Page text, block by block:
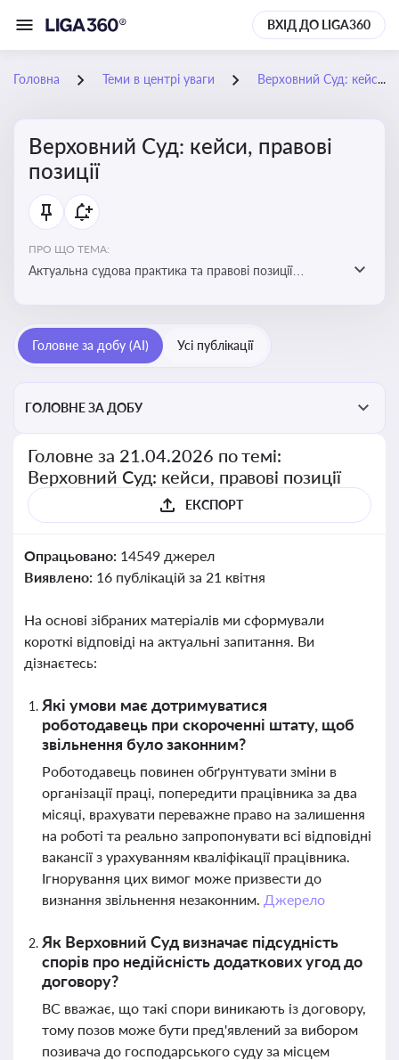
ВХІД ДО LIGA360
Головна Теми в центрі уваги Верховний Суд: кейси, правові позиції
Верховний Суд: кейси, правові
позиції
ПРО ЩО ТЕМА:
Актуальна судова практика та правові позиції
Головне за добу (AI) Усі публікації
ГОЛОВНЕ ЗА ДОБУ
Головне за 21.04.2026 по темі:
Верховний Суд: кейси, правові позиції
ЕКСПОРТ
Опрацьовано: 14549 джерел
Виявлено: 16 публікацій за 21 квітня
На основі зібраних матеріалів ми сформували
короткі відповіді на актуальні запитання. Ви
дізнаєтесь:
Які умови має дотримуватися
роботодавець при скороченні штату, щоб
звільнення було законним?
Роботодавець повинен обґрунтувати зміни в
організації праці, попередити працівника за два
місяці, врахувати переважне право на залишення
на роботі та реально запропонувати всі відповідні
вакансії з урахуванням кваліфікації працівника.
Ігнорування цих вимог може призвести до
визнання звільнення незаконним. Джерело
Як Верховний Суд визначає підсудність
спорів про недійсність додаткових угод до
договору?
ВС вважає, що такі спори виникають із договору,
тому позов може бути пред'явлений за вибором
позивача до господарського суду за місцем